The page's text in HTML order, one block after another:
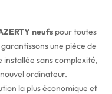
neufs pour toutes
une pièce de
sans complexité,
ordinateur.
la plus économique et